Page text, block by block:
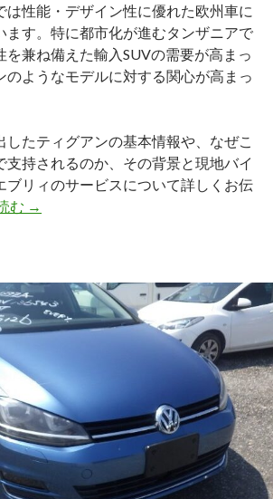
は性能・デザイン性に優れた欧州車に
ます。特に都市化が進むタンザニアで
を兼ね備えた輸入SUVの需要が高まっ
のようなモデルに対する関心が高まっ
したティグアンの基本情報や、なぜこ
支持されるのか、その背景と現地バイ
ブリィのサービスについて詳しくお伝
む
【買
フ
ォ
ル
ス
ワ
ー
ゲ
ン
テ
→